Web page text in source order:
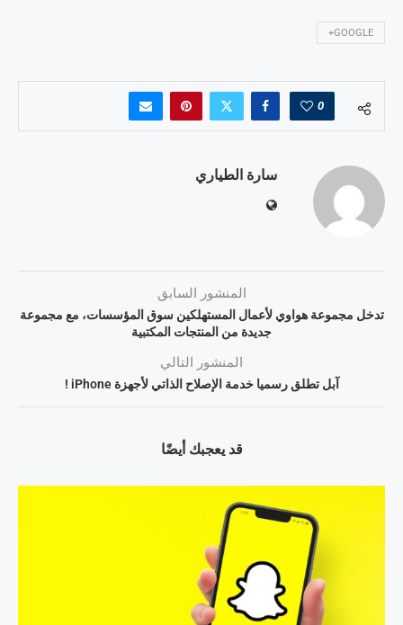
GOOGLE+
0
سارة الطياري
المنشور السابق
تدخل مجموعة هواوي لأعمال المستهلكين سوق المؤسسات، مع مجموعة
جديدة من المنتجات المكتبية
المنشور التالي
آبل تطلق رسميا خدمة الإصلاح الذاتي لأجهزة iPhone !
قد يعجبك أيضًا